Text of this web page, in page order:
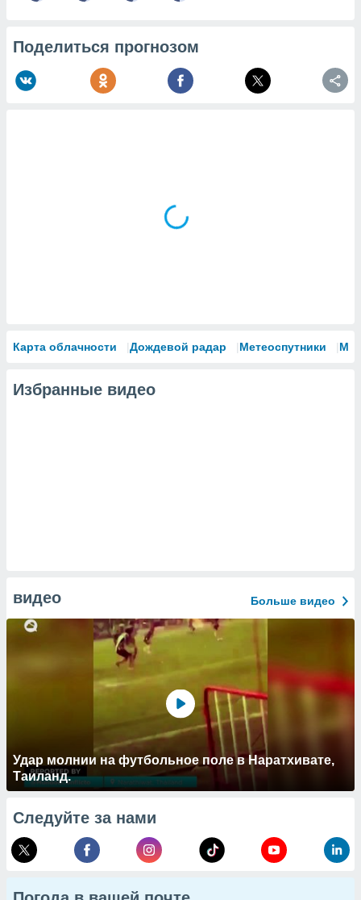
Поделиться прогнозом
Карта облачности Дождевой радар Метеоспутники
Избранные видео
видео Больше видео
Удар молнии на футбольное поле в Наратхивате,
Таиланд.
Следуйте за нами